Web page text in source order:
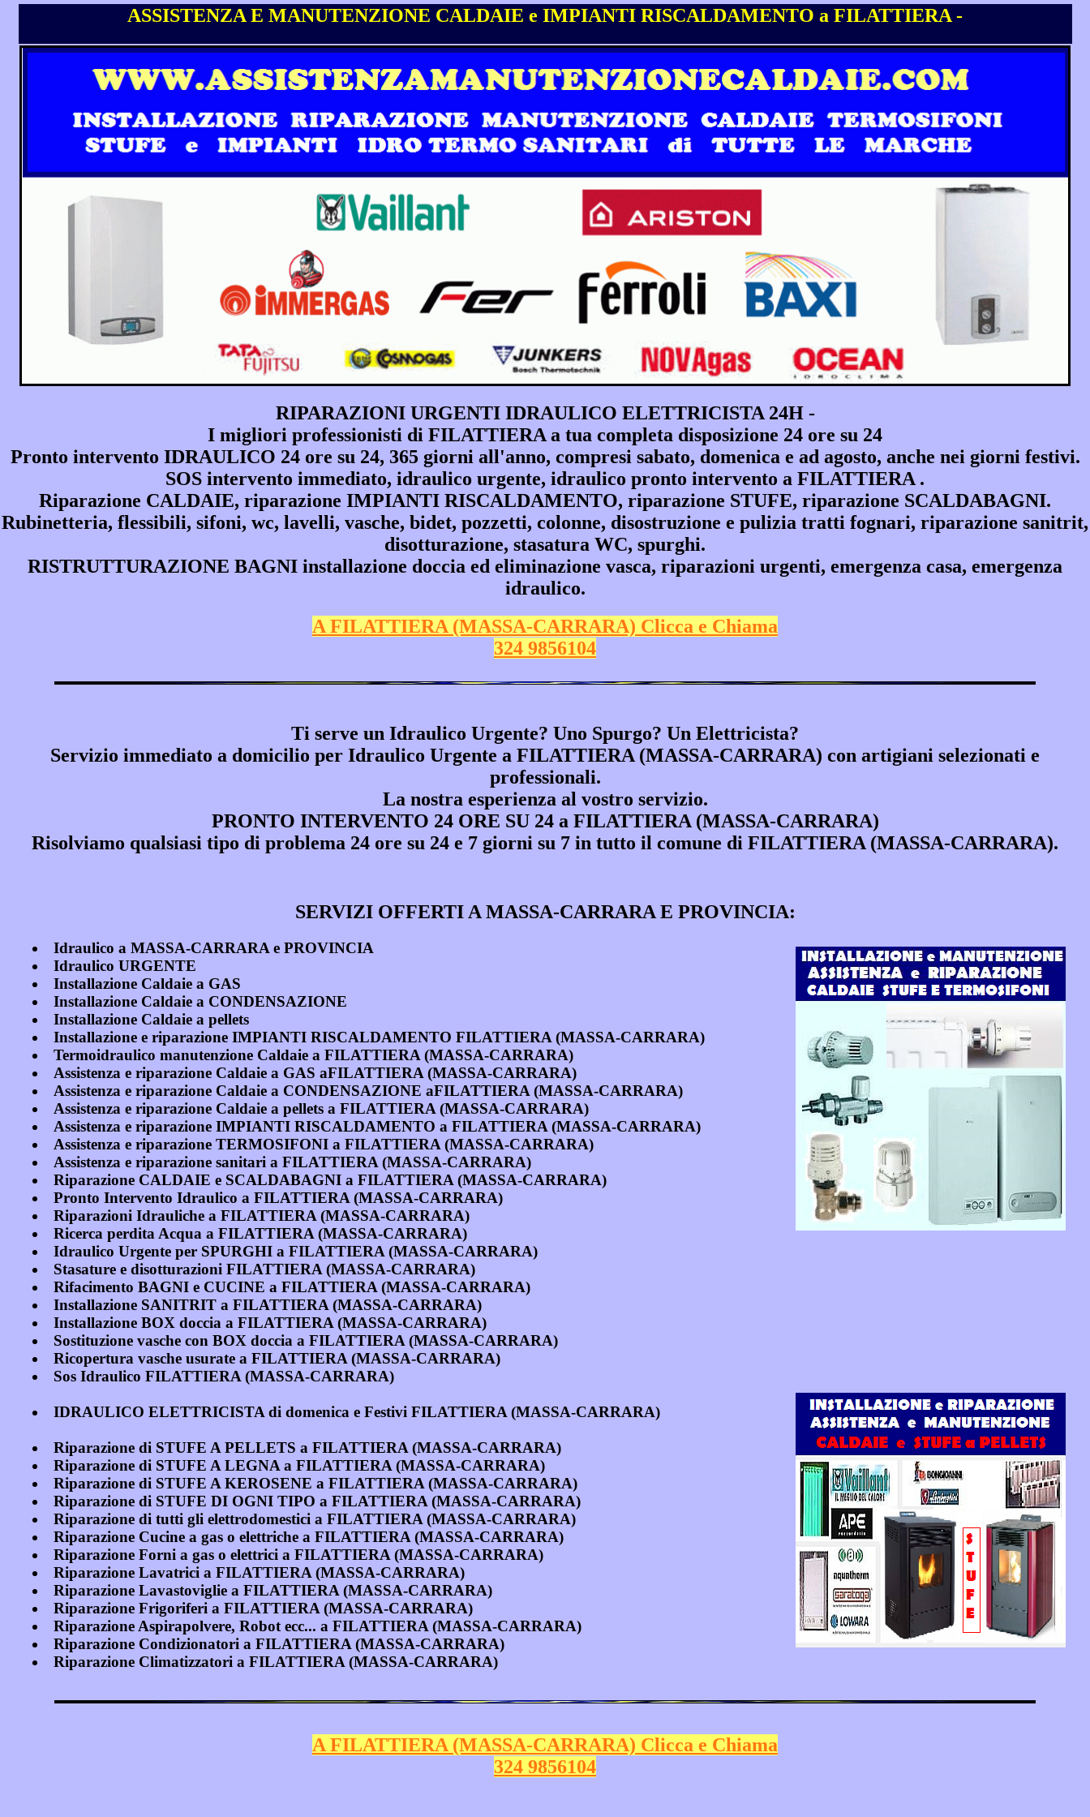
ASSISTENZA E MANUTENZIONE CALDAIE e IMPIANTI RISCALDAMENTO a FILATTIERA -
RIPARAZIONI URGENTI IDRAULICO ELETTRICISTA 24H -
I migliori professionisti di FILATTIERA a tua completa disposizione 24 ore su 24
Pronto intervento IDRAULICO 24 ore su 24, 365 giorni all'anno, compresi sabato, domenica e ad agosto, anche nei giorni festivi.
SOS intervento immediato, idraulico urgente, idraulico pronto intervento a FILATTIERA .
Riparazione CALDAIE, riparazione IMPIANTI RISCALDAMENTO, riparazione STUFE, riparazione SCALDABAGNI.
Rubinetteria, flessibili, sifoni, wc, lavelli, vasche, bidet, pozzetti, colonne, disostruzione e pulizia tratti fognari, riparazione sanitrit,
disotturazione, stasatura WC, spurghi.
RISTRUTTURAZIONE BAGNI installazione doccia ed eliminazione vasca, riparazioni urgenti, emergenza casa, emergenza
idraulico.
A FILATTIERA (MASSA-CARRARA) Clicca e Chiama
324 9856104
Ti serve un Idraulico Urgente? Uno Spurgo? Un Elettricista?
Servizio immediato a domicilio per Idraulico Urgente a FILATTIERA (MASSA-CARRARA) con artigiani selezionati e
professionali.
La nostra esperienza al vostro servizio.
PRONTO INTERVENTO 24 ORE SU 24 a FILATTIERA (MASSA-CARRARA)
Risolviamo qualsiasi tipo di problema 24 ore su 24 e 7 giorni su 7 in tutto il comune di FILATTIERA (MASSA-CARRARA).
SERVIZI OFFERTI A MASSA-CARRARA E PROVINCIA:
Idraulico a MASSA-CARRARA e PROVINCIA
Idraulico URGENTE
Installazione Caldaie a GAS
Installazione Caldaie a CONDENSAZIONE
Installazione Caldaie a pellets
Installazione e riparazione IMPIANTI RISCALDAMENTO FILATTIERA (MASSA-CARRARA)
Termoidraulico manutenzione Caldaie a FILATTIERA (MASSA-CARRARA)
Assistenza e riparazione Caldaie a GAS aFILATTIERA (MASSA-CARRARA)
Assistenza e riparazione Caldaie a CONDENSAZIONE aFILATTIERA (MASSA-CARRARA)
Assistenza e riparazione Caldaie a pellets a FILATTIERA (MASSA-CARRARA)
Assistenza e riparazione IMPIANTI RISCALDAMENTO a FILATTIERA (MASSA-CARRARA)
Assistenza e riparazione TERMOSIFONI a FILATTIERA (MASSA-CARRARA)
Assistenza e riparazione sanitari a FILATTIERA (MASSA-CARRARA)
Riparazione CALDAIE e SCALDABAGNI a FILATTIERA (MASSA-CARRARA)
Pronto Intervento Idraulico a FILATTIERA (MASSA-CARRARA)
Riparazioni Idrauliche a FILATTIERA (MASSA-CARRARA)
Ricerca perdita Acqua a FILATTIERA (MASSA-CARRARA)
Idraulico Urgente per SPURGHI a FILATTIERA (MASSA-CARRARA)
Stasature e disotturazioni FILATTIERA (MASSA-CARRARA)
Rifacimento BAGNI e CUCINE a FILATTIERA (MASSA-CARRARA)
Installazione SANITRIT a FILATTIERA (MASSA-CARRARA)
Installazione BOX doccia a FILATTIERA (MASSA-CARRARA)
Sostituzione vasche con BOX doccia a FILATTIERA (MASSA-CARRARA)
Ricopertura vasche usurate a FILATTIERA (MASSA-CARRARA)
Sos Idraulico FILATTIERA (MASSA-CARRARA)
IDRAULICO ELETTRICISTA di domenica e Festivi FILATTIERA (MASSA-CARRARA)
Riparazione di STUFE A PELLETS a FILATTIERA (MASSA-CARRARA)
Riparazione di STUFE A LEGNA a FILATTIERA (MASSA-CARRARA)
Riparazione di STUFE A KEROSENE a FILATTIERA (MASSA-CARRARA)
Riparazione di STUFE DI OGNI TIPO a FILATTIERA (MASSA-CARRARA)
Riparazione di tutti gli elettrodomestici a FILATTIERA (MASSA-CARRARA)
Riparazione Cucine a gas o elettriche a FILATTIERA (MASSA-CARRARA)
Riparazione Forni a gas o elettrici a FILATTIERA (MASSA-CARRARA)
Riparazione Lavatrici a FILATTIERA (MASSA-CARRARA)
Riparazione Lavastoviglie a FILATTIERA (MASSA-CARRARA)
Riparazione Frigoriferi a FILATTIERA (MASSA-CARRARA)
Riparazione Aspirapolvere, Robot ecc... a FILATTIERA (MASSA-CARRARA)
Riparazione Condizionatori a FILATTIERA (MASSA-CARRARA)
Riparazione Climatizzatori a FILATTIERA (MASSA-CARRARA)
A FILATTIERA (MASSA-CARRARA) Clicca e Chiama
324 9856104